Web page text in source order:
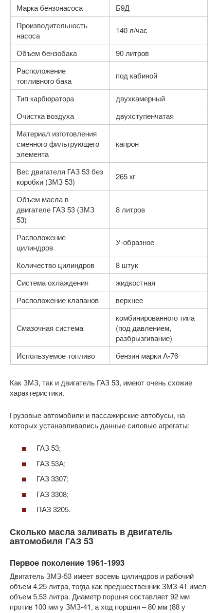
Марка бензонасоса
Б9Д
Производительность
насоса
140 л/час
Объем бензобака
90 литров
Расположение
топливного бака
под кабиной
Тип карбюратора
двухкамерный
Очистка воздуха
двухступенчатая
Материал изготовления
сменного фильтрующего
элемента
капрон
Вес двигателя ГАЗ 53 без
коробки (ЗМЗ 53)
265 кг
Объем масла в
двигателе ГАЗ 53 (ЗМЗ
53)
8 литров
Расположение
цилиндров
У-образное
Количество цилиндров
8 штук
Система охлаждения
жидкостная
Расположение клапанов
верхнее
Смазочная система
комбинированного типа
(под давлением,
разбрызгивание)
Используемое топливо
бензин марки А-76
Как ЗМЗ, так и двигатель ГАЗ 53, имеют очень схожие
характеристики.
Грузовые автомобили и пассажирские автобусы, на
которых устанавливались данные силовые агрегаты:
ГАЗ 53;
ГАЗ 53А;
ГАЗ 3307;
ГАЗ 3308;
ПАЗ 3205.
Сколько масла заливать в двигатель
автомобиля ГАЗ 53
Первое поколение 1961-1993
Двигатель ЗМЗ-53 имеет восемь цилиндров и рабочий
объем 4,25 литра, тогда как предшественник ЗМЗ-41 имел
объем 5,53 литра. Диаметр поршня составляет 92 мм
против 100 мм у ЗМЗ-41, а ход поршня – 80 мм (88 у